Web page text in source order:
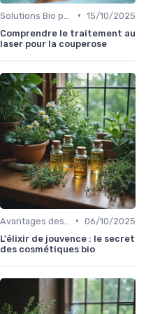
• 15/10/2025
Comprendre le traitement au
laser pour la couperose
• 06/10/2025
L'élixir de jouvence : le secret
des cosmétiques bio